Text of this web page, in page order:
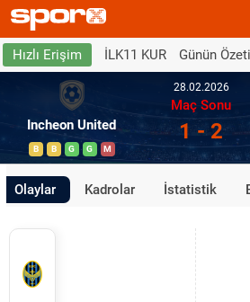
Hızlı Erişim İLK11 KUR Günün Özeti
Incheon United
B B G G M
28.02.2026
Maç Sonu
1 - 2
Olaylar Kadrolar İstatistik